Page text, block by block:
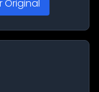
Original